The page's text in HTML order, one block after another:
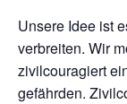
Unsere Idee ist
verbreiten. Wir
zivilcouragiert
gefährden.